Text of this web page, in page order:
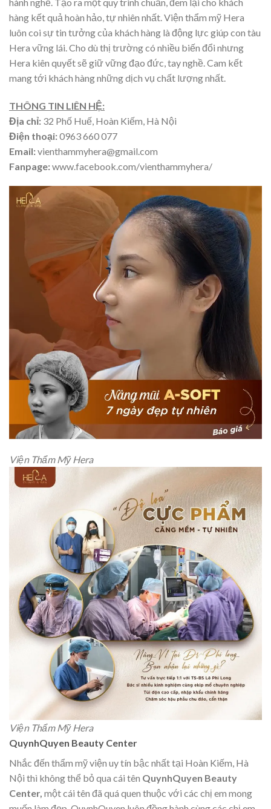
hàng kết quả hoàn hảo, tự nhiên nhất. Viện thẩm mỹ Hera
luôn coi sự tin tưởng của khách hàng là động lực giúp con tàu
Hera vững lái. Cho dù thị trường có nhiều biến đổi nhưng
Hera kiên quyết sẽ giữ vững đạo đức, tay nghề. Cam kết
mang tới khách hàng những dịch vụ chất lượng nhất.
THÔNG TIN LIÊN HỆ:
Địa chỉ: 32 Phố Huế, Hoàn Kiếm, Hà Nội
Điện thoại:0963 660 077
Email:vienthammyhera@gmail.com
Fanpage:www.facebook.com/vienthammyhera/
Viện Thẩm Mỹ Hera
Viện Thẩm Mỹ Hera
QuynhQuyen Beauty Center
Nhắc đến thẩm mỹ viện uy tín bậc nhất tại Hoàn Kiếm, Hà
Nội thì không thể bỏ qua cái tên QuynhQuyen Beauty
Center, một cái tên đã quá quen thuộc với các chị em mong